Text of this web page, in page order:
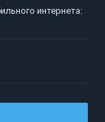
интернета: